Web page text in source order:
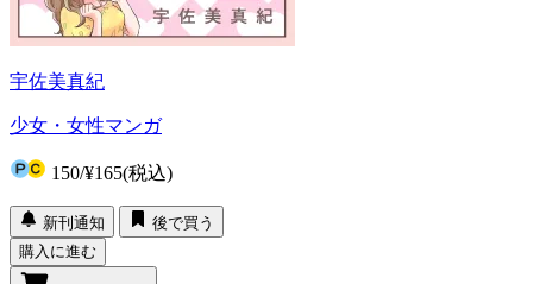
宇佐美真紀
少女・女性マンガ
150/¥165(税込)
新刊通知
後で買う
購入に進む